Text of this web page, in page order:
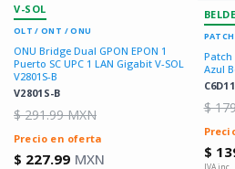
V-SOL
OLT / ONT / ONU
V2801S-B
ONU Bridge Dual GPON EPON 1
Puerto SC UPC 1 LAN Gigabit V-SOL
V2801S-B
$ 291.99 MXN
Precio en oferta
$ 227.99 MXN
Patch
Azul
$
$